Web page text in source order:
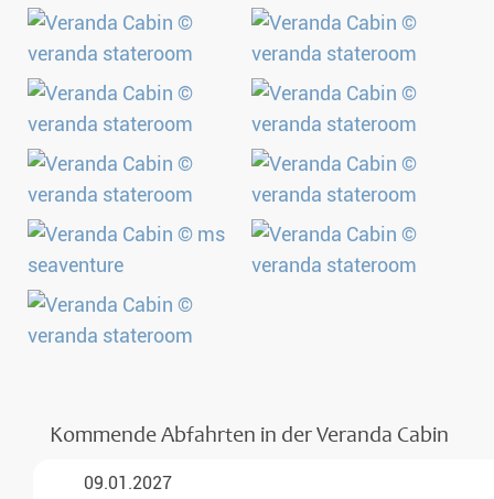
Kommende Abfahrten in der Veranda Cabin
09.01.2027